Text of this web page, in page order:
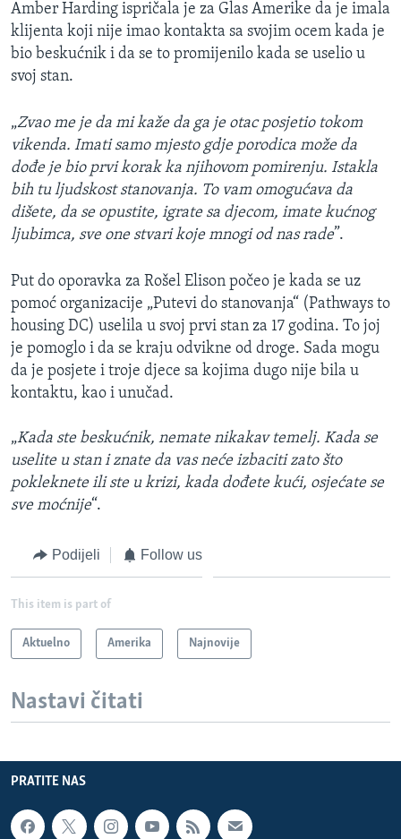
Amber Harding ispričala je za Glas Amerike da je imala
klijenta koji nije imao kontakta sa svojim ocem kada je
bio beskućnik i da se to promijenilo kada se uselio u
svoj stan.
„Zvao me je da mi kaže da ga je otac posjetio tokom
vikenda. Imati samo mjesto gdje porodica može da
dođe je bio prvi korak ka njihovom pomirenju. Istakla
bih tu ljudskost stanovanja. To vam omogućava da
dišete, da se opustite, igrate sa djecom, imate kućnog
ljubimca, sve one stvari koje mnogi od nas rade”.
Put do oporavka za Rošel Elison počeo je kada se uz
pomoć organizacije „Putevi do stanovanja“ (Pathways to
housing DC) uselila u svoj prvi stan za 17 godina. To joj
je pomoglo i da se kraju odvikne od droge. Sada mogu
da je posjete i troje djece sa kojima dugo nije bila u
kontaktu, kao i unučad.
„Kada ste beskućnik, nemate nikakav temelj. Kada se
uselite u stan i znate da vas neće izbaciti zato što
pokleknete ili ste u krizi, kada dođete kući, osjećate se
sve moćnije“.
Podijeli Follow us
This item is part of
Aktuelno Amerika Najnovije
Nastavi čitati
PRATITE NAS